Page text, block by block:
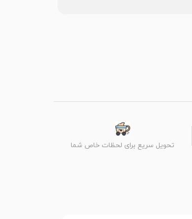
تحویل سریع برای لحظات خاص شما